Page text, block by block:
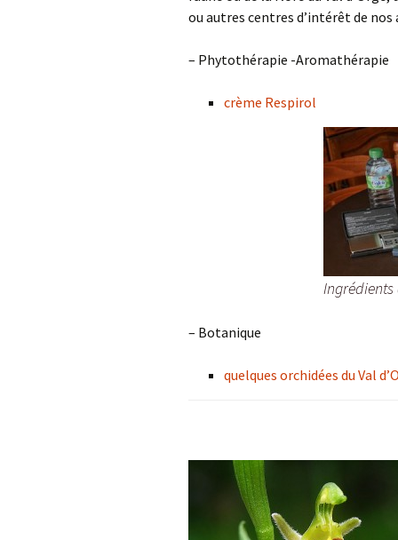
Le coin de
Le coin de Guy
Le coin de Julien
Le coin de
Le coin de
ou autres centres d’intérêt de nos
– Phytothérapie -Aromathérapie
crème Respirol
Ingrédients
– Botanique
quelques orchidées du Val